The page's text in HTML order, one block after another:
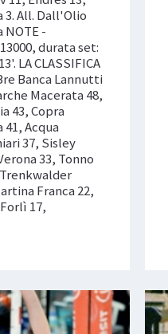
3. All. Dall'Olio
NOTE -
durata set:
LA CLASSIFICA
Banca Lannutti
Macerata 48,
43, Copra
Acqua
37, Sisley
33, Tonno
Franca 22,
17,